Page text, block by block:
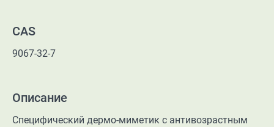
CAS
9067-32-7
Описание
Cпецифический дермо-миметик с антивозрастным